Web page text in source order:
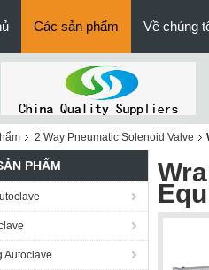
Các sản phẩm Về chúng
2 Way Pneumatic Solenoid Valve
PHẨM
Autoclave